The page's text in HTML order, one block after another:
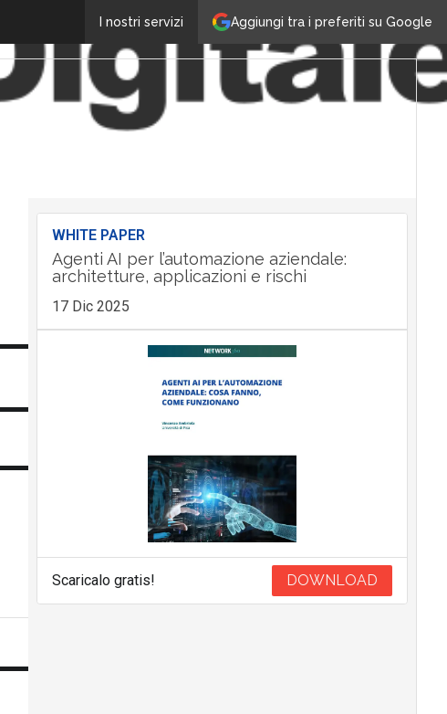
Aggiungi tra i preferiti su Google
I nostri servizi
WHITE PAPER
Agenti AI per l’automazione aziendale:
architetture, applicazioni e rischi
17 Dic 2025
Scaricalo gratis! DOWNLOAD